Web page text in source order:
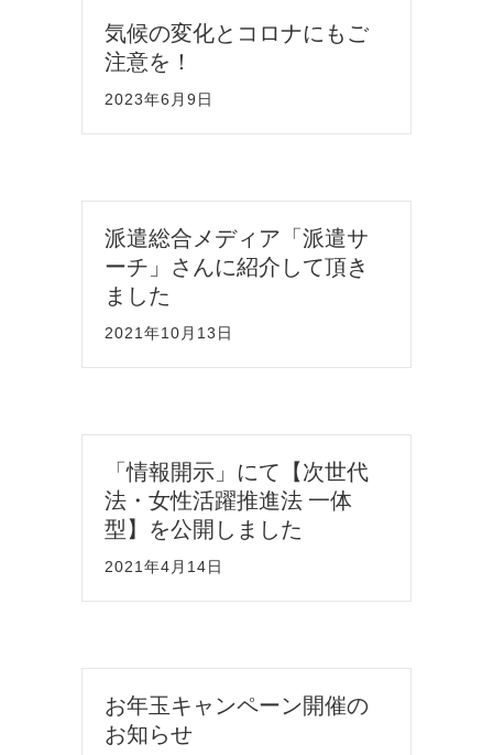
気候の変化とコロナにもご
注意を！
2023年6月9日
派遣総合メディア「派遣サ
ーチ」さんに紹介して頂き
ました
2021年10月13日
「情報開示」にて【次世代
法・女性活躍推進法 一体
型】を公開しました
2021年4月14日
お年玉キャンペーン開催の
お知らせ